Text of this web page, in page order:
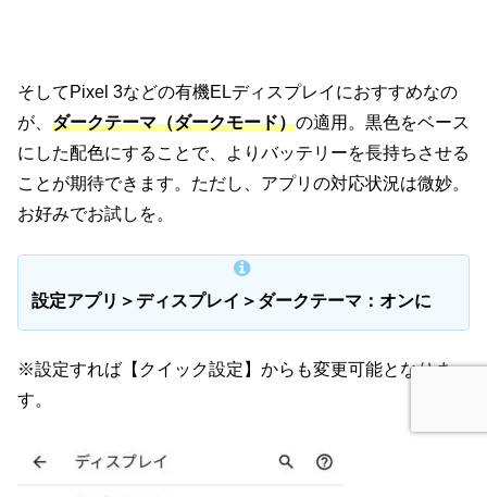
そしてPixel 3などの有機ELディスプレイにおすすめなの
が、 ダークテーマ（ダークモード）の適用。黒色をベース
にした配色にすることで、よりバッテリーを長持ちさせる
ことが期待できます。ただし、アプリの対応状況は微妙。
お好みでお試しを。
設定アプリ＞ディスプレイ＞ダークテーマ：オンに
※設定すれば【クイック設定】からも変更可能となりま
す。